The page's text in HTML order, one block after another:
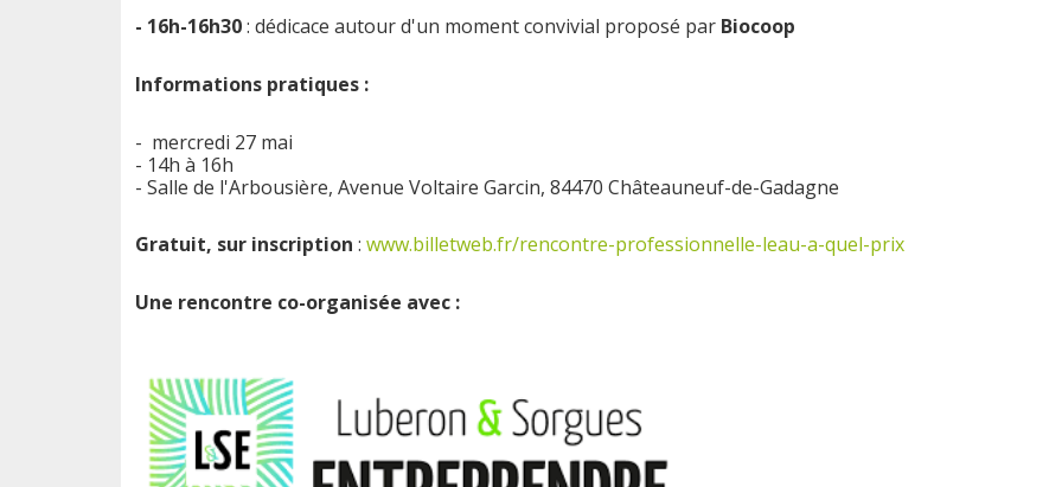
- 16h-16h30: dédicace autour d'un moment convivial proposé par Biocoop
Informations pratiques :
- mercredi 27 mai
- 14h à 16h
- Salle de l'Arbousière, Avenue Voltaire Garcin, 84470 Châteauneuf-de-Gadagne
Gratuit, sur inscription : www.billetweb.fr/rencontre-professionnelle-leau-a-quel-prix
Une rencontre co-organisée avec :